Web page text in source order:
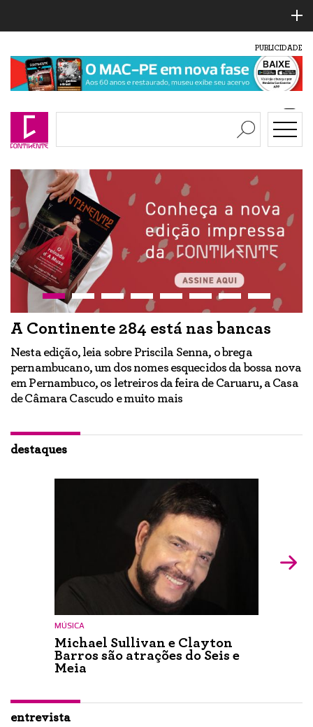
PUBLICIDADE
A Continente 284 está nas bancas
Nesta edição, leia sobre Priscila Senna, o brega
pernambucano, um dos nomes esquecidos da bossa nova
em Pernambuco, os letreiros da feira de Caruaru, a Casa
de Câmara Cascudo e muito mais
destaques
MÚSICA
Michael Sullivan e Clayton
Barros são atrações do Seis e
Meia
entrevista